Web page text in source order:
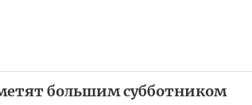
большим субботником